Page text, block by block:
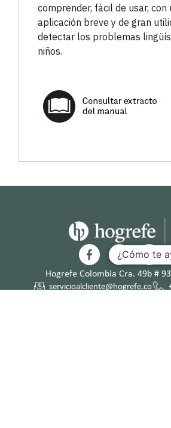
comprender, fácil de usar, con
aplicación breve y de gran
detectar los problemas
niños.
Hogrefe Colombia Cra. 49b #
servicioalcliente@hogrefe.co
¿Cómo te